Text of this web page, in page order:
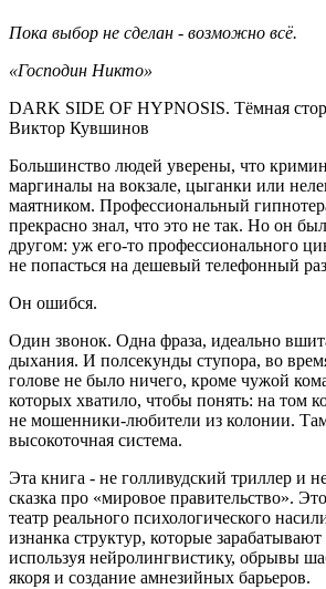
Пока выбор не сделан - возможно всё.
«Господин Никто»
DARK SIDE OF HYPNOSIS. Тёмная
Виктор Кувшинов
Большинство людей уверены, что
маргиналы на вокзале, цыганки или
маятником. Профессиональный
прекрасно знал, что это не так. Но он
другом: уж его-то профессионального
не попасться на дешевый телефонный
Он ошибся.
Один звонок. Одна фраза, идеально
дыхания. И полсекунды ступора, во
голове не было ничего, кроме чужой
которых хватило, чтобы понять: на том
не мошенники-любители из колонии. Там
высокоточная система.
Эта книга - не голливудский триллер и
сказка про «мировое правительство».
театр реального психологического
изнанка структур, которые
используя нейролингвистику, обрывы
якоря и создание амнезийных барьеров.